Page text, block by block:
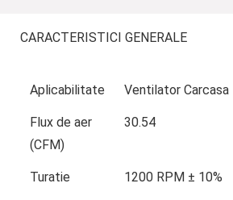
CARACTERISTICI GENERALE
Aplicabilitate Ventilator Carcasa
Flux de aer
(CFM)
30.54
Turatie 1200 RPM ± 10%